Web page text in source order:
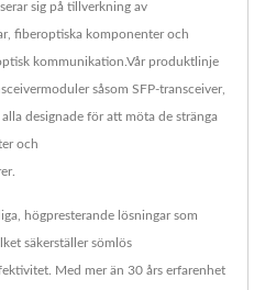
sig på tillverkning av
fiberoptiska komponenter och
kommunikation.Vår produktlinje
såsom SFP-transceiver,
designade för att möta de stränga
och
högpresterande lösningar som
säkerställer sömlös
Med mer än 30 års erfarenhet